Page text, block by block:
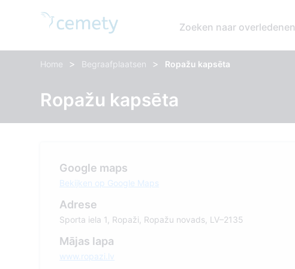
Zoeken naar overledenen
Home > Begraafplaatsen > Ropažu kapsēta
Ropažu kapsēta
Google maps
Bekijken op Google Maps
Adrese
Sporta iela 1, Ropaži, Ropažu novads, LV–2135
Mājas lapa
www.ropazi.lv